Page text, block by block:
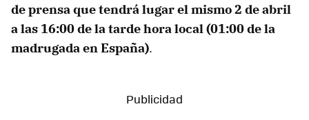
de prensa que tendrá lugar el mismo 2 de abril
a las 16:00 de la tarde hora local (01:00 de la
madrugada en España).